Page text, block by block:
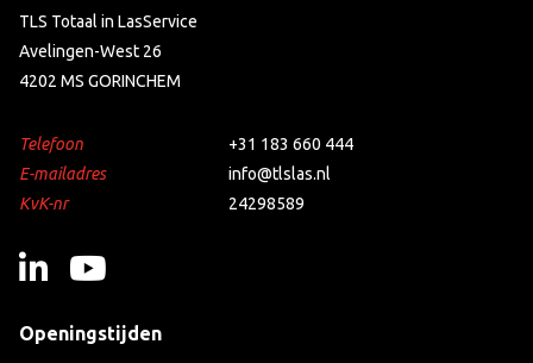
TLS Totaal in LasService
Avelingen-West 26
4202 MS GORINCHEM
Telefoon
+31 183 660 444
E-mailadres
info@tlslas.nl
KvK-nr
24298589
Openingstijden